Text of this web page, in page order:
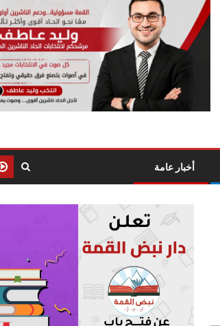
أخبار عامة